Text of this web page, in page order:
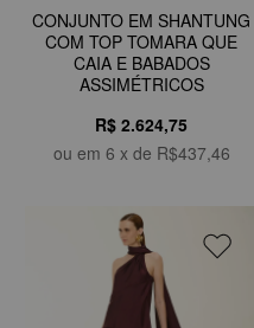
CONJUNTO EM SHANTUNG
COM TOP TOMARA QUE
CAIA E BABADOS
ASSIMÉTRICOS
R$ 2.624,75
ou em 6 x de R$437,46